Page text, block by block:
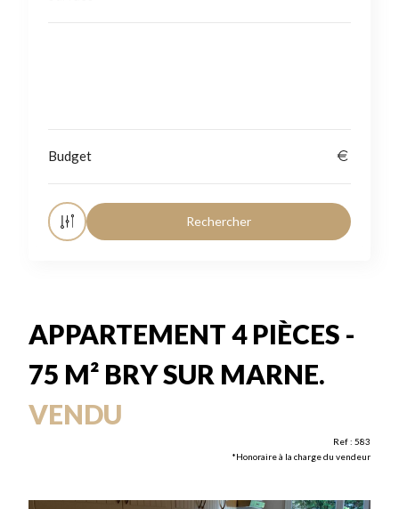
APPARTEMENT 4 PIÈCES -
75 M² BRY SUR MARNE.
VENDU
Ref : 583
*Honoraire à la charge du vendeur